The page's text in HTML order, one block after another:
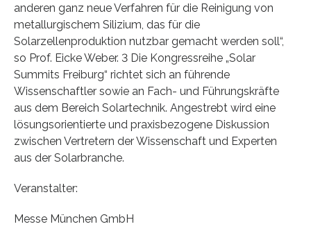
anderen ganz neue Verfahren für die Reinigung von
metallurgischem Silizium, das für die
Solarzellenproduktion nutzbar gemacht werden soll“,
so Prof. Eicke Weber. 3 Die Kongressreihe „Solar
Summits Freiburg“ richtet sich an führende
Wissenschaftler sowie an Fach- und Führungskräfte
aus dem Bereich Solartechnik. Angestrebt wird eine
lösungsorientierte und praxisbezogene Diskussion
zwischen Vertretern der Wissenschaft und Experten
aus der Solarbranche.
Veranstalter:
Messe München GmbH